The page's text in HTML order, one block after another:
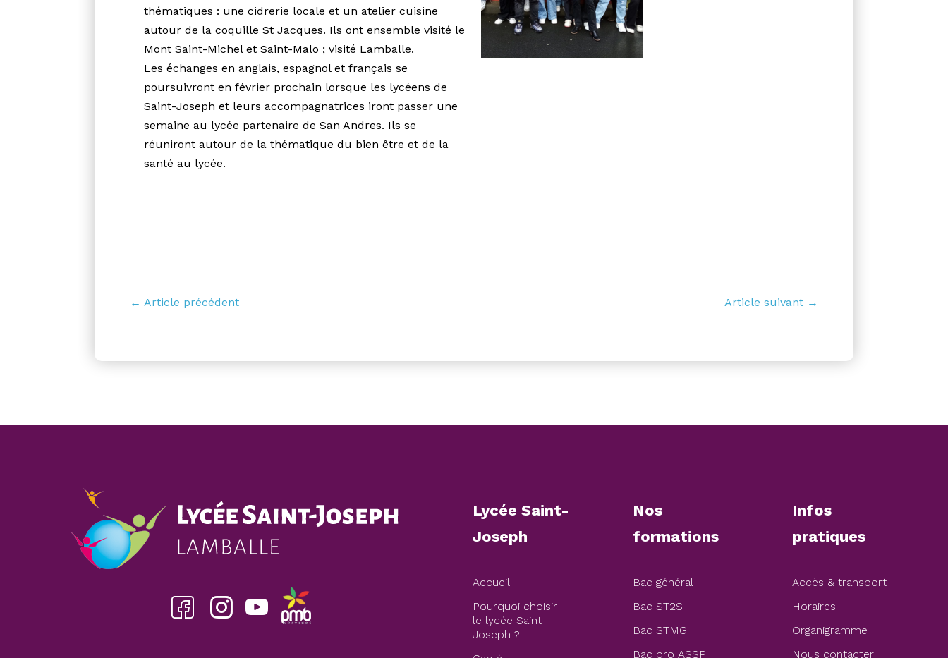
thématiques : une cidrerie locale et un atelier cuisine
autour de la coquille St Jacques. Ils ont ensemble visité le
Mont Saint-Michel et Saint-Malo ; visité Lamballe.
Les échanges en anglais, espagnol et français se
poursuivront en février prochain lorsque les lycéens de
Saint-Joseph et leurs accompagnatrices iront passer une
semaine au lycée partenaire de San Andres. Ils se
réuniront autour de la thématique du bien être et de la
santé au lycée.
← Article précédent Article suivant →
Facebook insta youtube pmb
Lycée Saint-
Joseph
Accueil
Pourquoi choisir
le lycée Saint-
Joseph ?
Nos
formations
Bac général
Bac ST2S
Bac STMG
Bac pro ASSP
Infos
pratiques
Accès & transport
Horaires
Organigramme
Nous contacter